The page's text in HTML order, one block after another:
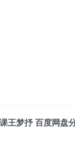
王梦抒 百度网盘